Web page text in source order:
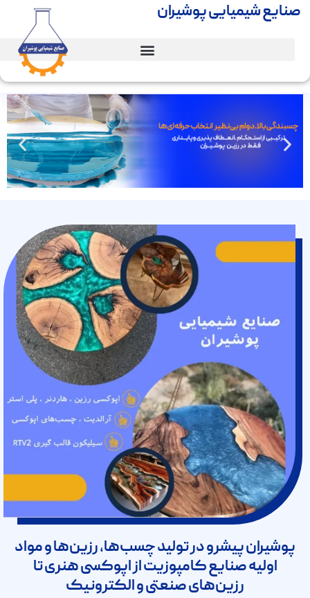
صنایع شیمیایی پوشیران
پوشیران پیشرو در تولید چسب‌ها، رزین‌ها و مواد
اولیه صنایع کامپوزیت از اپوکسی هنری تا
رزین‌های صنعتی و الکترونیک